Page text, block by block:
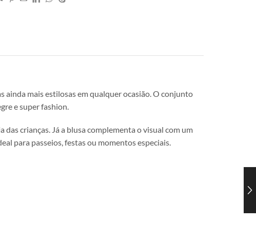
ainda mais estilosas em qualquer ocasião. O conjunto
e super fashion.
crianças. Já a blusa complementa o visual com um
para passeios, festas ou momentos especiais.